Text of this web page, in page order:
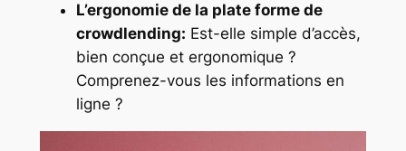
L’ergonomie de la plate forme de
crowdlending: Est-elle simple d’accès,
bien conçue et ergonomique ?
Comprenez-vous les informations en
ligne ?